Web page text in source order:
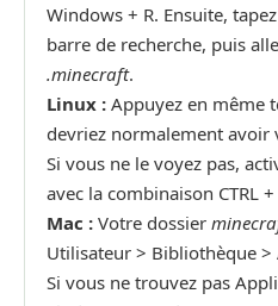
Windows + R. Ensuite, tapez
barre de recherche, puis
.minecraft.
Linux : Appuyez en même
devriez normalement avoir
Si vous ne le voyez pas,
avec la combinaison CTRL +
Mac : Votre dossier
Utilisateur > Bibliothèque
Si vous ne trouvez pas